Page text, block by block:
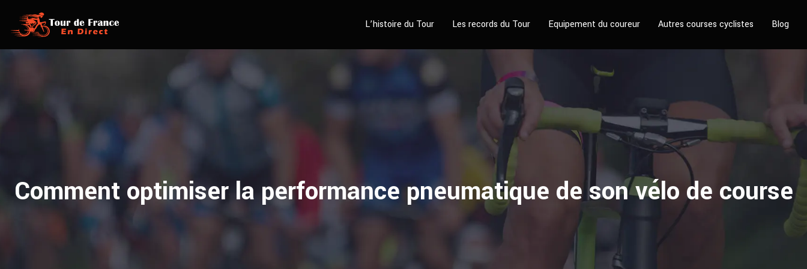
L’histoire du Tour Les records du Tour Equipement du coureur Autres courses cyclistes Blog
Comment optimiser la performance pneumatique de son vélo de course